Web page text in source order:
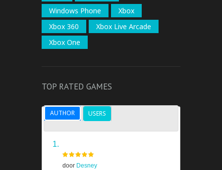
Windows Phone
Xbox
Xbox 360
Xbox Live Arcade
Xbox One
TOP RATED GAMES
AUTHOR USERS
door Desney